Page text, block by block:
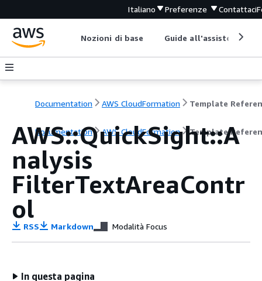
Italiano Preferenze Contattaci
Nozioni di base Guide all'assistenza
Documentation AWS CloudFormation Template
Documentation AWS CloudFormation Template
AWS::QuickSight::A
nalysis
FilterTextAreaContr
ol
RSS Markdown Modalità Focus
In questa pagina